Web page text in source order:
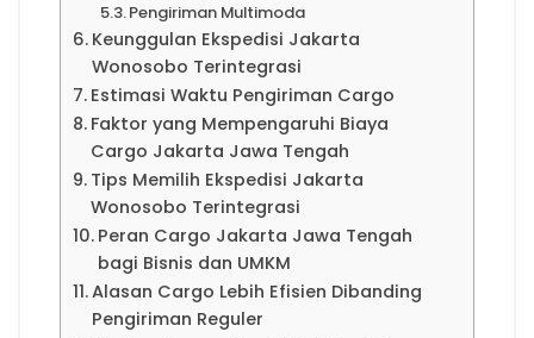
Pengiriman Multimoda
Keunggulan Ekspedisi Jakarta
Wonosobo Terintegrasi
Estimasi Waktu Pengiriman Cargo
Faktor yang Mempengaruhi Biaya
Cargo Jakarta Jawa Tengah
Tips Memilih Ekspedisi Jakarta
Wonosobo Terintegrasi
Peran Cargo Jakarta Jawa Tengah
bagi Bisnis dan UMKM
Alasan Cargo Lebih Efisien Dibanding
Pengiriman Reguler